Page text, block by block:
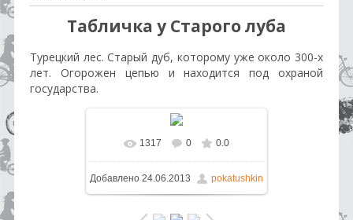
Табличка у Старого луба
Турецкий лес. Старый дуб, которому уже около 300-х
лет. Огорожен цепью и находится под охраной
государства.
В реальном размере 1200x1600
/ 374.1Kb
1317 0 0.0
Добавлено 24.06.2013 pokatushkin